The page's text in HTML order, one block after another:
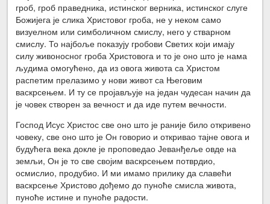
гроб, гроб праведника, истинског верника, истинског слуге
Божијега је слика Христовог гроба, не у неком само
визуелном или симболичном смислу, него у стварном
смислу. То најбоље показују гробови Светих који имају
силу живоносног гроба Христовога и то је оно што је нама
људима омогућено, да из овога живота са Христом
распетим прелазимо у нови живот са Његовим
васкрсењем. И ту се пројављује на један чудесан начин да
је човек створен за вечност и да иде путем вечности.
Господ Исус Христос све оно што је раније било откривено
човеку, све оно што је Он говорио и откривао тајне овога и
будућега века докле је проповедао Јеванђеље овде на
земљи, Он је то све својим васкрсењем потврдио,
осмислио, продубио. И ми имамо прилику да славећи
васкрсење Христово дођемо до пуноће смисла живота,
пуноће истине и пуноће радости.